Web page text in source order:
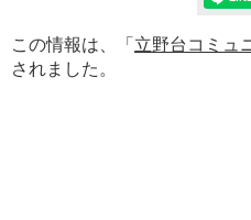
この情報は、「 立野台コミュ
されました。